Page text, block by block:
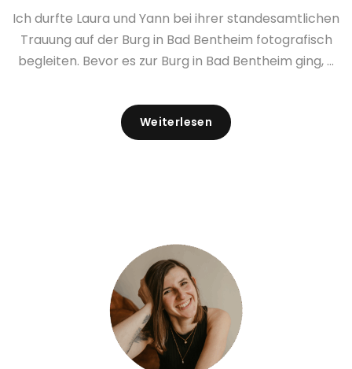
Ich durfte Laura und Yann bei ihrer standesamtlichen
Trauung auf der Burg in Bad Bentheim fotografisch
begleiten. Bevor es zur Burg in Bad Bentheim ging, ...
Weiterlesen